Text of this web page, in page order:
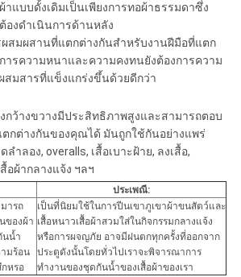
แบบดั้งเดิมเป็นเพียงการทอผ้าธรรมดาซึ่ง
องดำเนินการด้านหลัง
สมผสานที่แตกต่างกันสำหรับงานฝีมือที่แตก
ารความหนาและความคงทนยังต้องการความ
สมสารที่แข็งแกร่งขึ้นด้วยดีกว่า
กว้างขวางมีประสิทธิภาพสูงและสามารถตอบ
กต่างกันของคุณได้ มันถูกใช้กันอย่างแพร่
ลอง, overalls, เสื้อเบาะฝ้าย, ลงเสื้อ,
อผ้ากลางแจ้ง ฯลฯ
ประเพณี:
ารถ
ของผ้า
นน้ำ
มร้อน
หรอ
เป็นที่นิยมใช้ในการปีนเขาภูเขาผ้าขนสัตว์และ
เสื้อหนาวเสื้อผ้าสวมใส่ในกิจกรรมกลางแจ้ง
หรือการผจญภัย อาจมีฝนตกทุกครั้งที่ออกจาก
ประตูดังนั้นโดยทั่วไปเราจะพิจารณาการ
ทำงานของชุดกันน้ำของเสื้อผ้าของเรา